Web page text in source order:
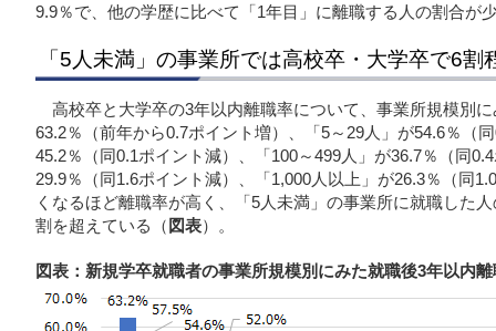
9.9％で、他の学歴に比べて「1年目」に離職する人の割合が
「5人未満」の事業所では高校卒・大学卒で6割
高校卒と大学卒の3年以内離職率について、事業所規模別
63.2％（前年から0.7ポイント増）、「5～29人」が54.6％（
45.2％（同0.1ポイント減）、「100～499人」が36.7％（同
29.9％（同1.6ポイント減）、「1,000人以上」が26.3％（同
くなるほど離職率が高く、「5人未満」の事業所に就職した
割を超えている（ 図表）。
図表：新規学卒就職者の事業所規模別にみた就職後3年以内